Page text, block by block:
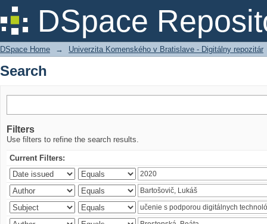
DSpace
Search
DSpace Home → Univerzita Komenského v Bratislave - Digitálny repozitár
Search
Filters
Use filters to refine the search results.
Current Filters: